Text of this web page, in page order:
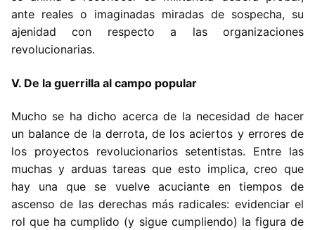
ante reales o imaginadas miradas de sospecha, su
ajenidad con respecto a las organizaciones
revolucionarias.
V. De la guerrilla al campo popular
Mucho se ha dicho acerca de la necesidad de hacer
un balance de la derrota, de los aciertos y errores de
los proyectos revolucionarios setentistas. Entre las
muchas y arduas tareas que esto implica, creo que
hay una que se vuelve acuciante en tiempos de
ascenso de las derechas más radicales: evidenciar el
rol que ha cumplido (y sigue cumpliendo) la figura de